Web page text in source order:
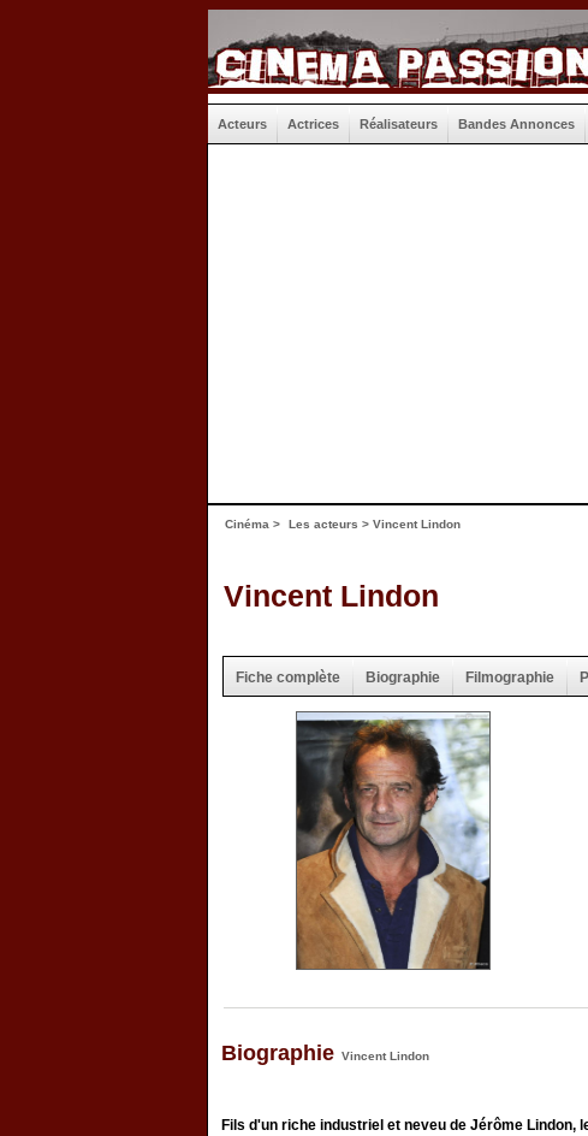
Acteurs Actrices Réalisateurs Bandes Annonces
Cinéma > Les acteurs > Vincent Lindon
Vincent Lindon
Fiche complète Biographie Filmographie
Biographie Vincent Lindon
Fils d'un riche industriel et neveu de Jérôme Lindon,